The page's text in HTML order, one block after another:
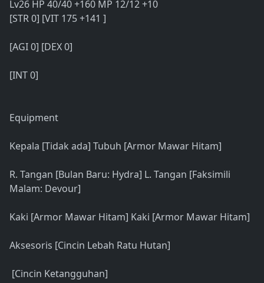
Lv26 HP 40/40 +160 MP 12/12 +10
[STR 0] [VIT 175 +141 ]
[AGI 0] [DEX 0]
[INT 0]
Equipment
Kepala [Tidak ada] Tubuh [Armor Mawar Hitam]
R. Tangan [Bulan Baru: Hydra] L. Tangan [Faksimili
Malam: Devour]
Kaki [Armor Mawar Hitam] Kaki [Armor Mawar Hitam]
Aksesoris [Cincin Lebah Ratu Hutan]
[Cincin Ketangguhan]